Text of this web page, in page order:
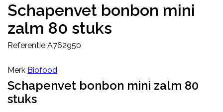
Schapenvet bonbon mini
zalm 80 stuks
Referentie A762950
Merk Biofood
Schapenvet bonbon mini zalm 80
stuks